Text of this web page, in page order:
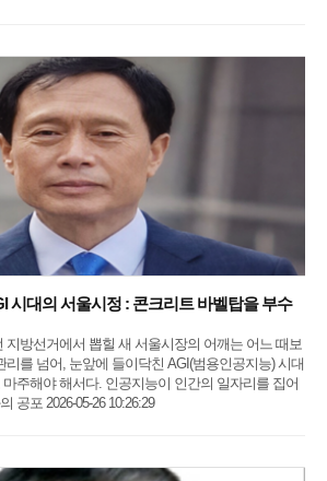
시대의 서울시정 : 콘크리트 바벨탑을 부수
지방선거에서 뽑힐 새 서울시장의 어깨는 어느 때보
리를 넘어, 눈앞에 들이닥친 AGI(범용인공지능) 시대
주해야 해서다. 인공지능이 인간의 일자리를 집어
공포 2026-05-26 10:26:29